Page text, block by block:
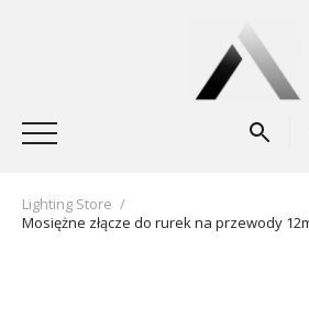
Lighting Store /
Mosiężne złącze do rurek na przewody